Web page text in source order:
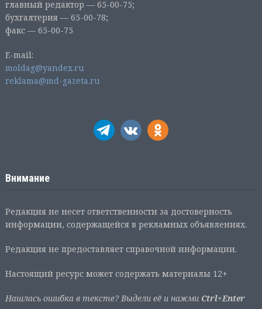
главный редактор — 65-00-75;
бухгалтерия — 65-00-78;
факс — 65-00-75
E-mail:
moldag@yandex.ru
reklama@md-gazeta.ru
Внимание
Редакция не несет ответственности за достоверность
информации, содержащейся в рекламных объявлениях.
Редакция не предоставляет справочной информации.
Настоящий ресурс может содержать материалы 12+
Нашлась ошибка в тексте? Выдели её и нажми Ctrl+Enter